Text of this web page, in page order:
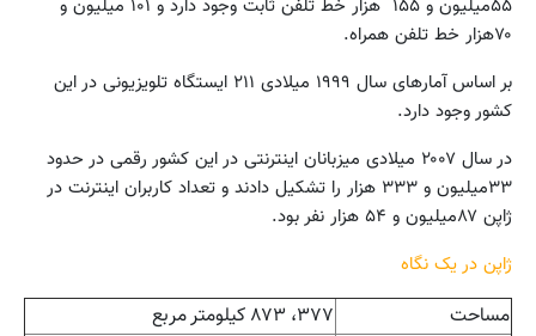
۵۵میلیون و ۱۵۵ هزار خط تلفن ثابت وجود دارد و ۱۰۱ میلیون و
۷۰هزار خط تلفن همراه.
بر اساس آمارهای سال ۱۹۹۹ میلادی ۲۱۱ ایستگاه تلویزیونی در این
کشور وجود دارد.
در سال ۲۰۰۷ میلادی میزبانان اینترنتی در این کشور رقمی در حدود
۳۳میلیون و ۳۳۳ هزار را تشکیل دادند و تعداد کاربران اینترنت در
ژاپن ۸۷میلیون و ۵۴ هزار نفر بود.
ژاپن در یک نگاه
مساحت
۳۷۷، ۸۷۳ کیلومتر مربع